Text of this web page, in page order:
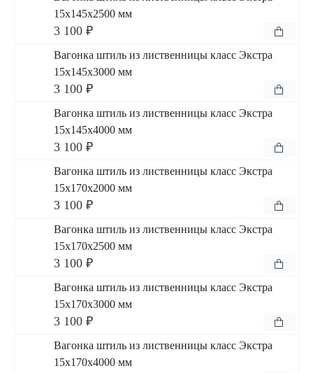
15x145x2500 мм
3 100 ₽
Вагонка штиль из лиственницы класс Экстра
15x145x3000 мм
3 100 ₽
Вагонка штиль из лиственницы класс Экстра
15x145x4000 мм
3 100 ₽
Вагонка штиль из лиственницы класс Экстра
15x170x2000 мм
3 100 ₽
Вагонка штиль из лиственницы класс Экстра
15x170x2500 мм
3 100 ₽
Вагонка штиль из лиственницы класс Экстра
15x170x3000 мм
3 100 ₽
Вагонка штиль из лиственницы класс Экстра
15x170x4000 мм